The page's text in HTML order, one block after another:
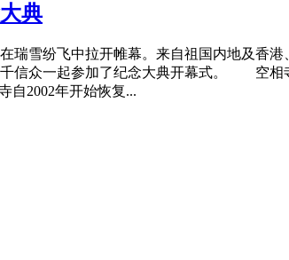
大典
瑞雪纷飞中拉开帷幕。来自祖国内地及香
信众一起参加了纪念大典开幕式。 空相寺
自2002年开始恢复...